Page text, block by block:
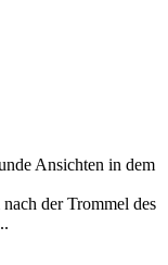
Ansichten in dem
der Trommel des